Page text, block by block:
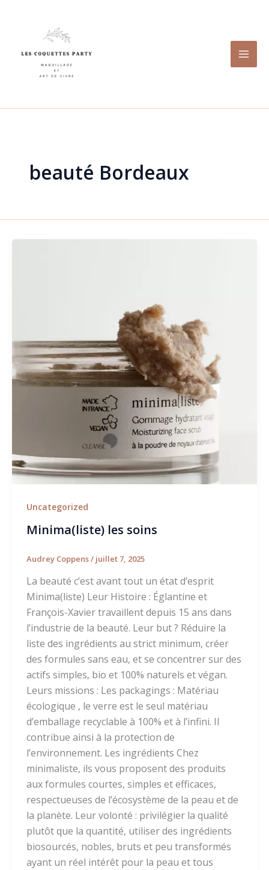
beauté Bordeaux
Uncategorized
Minima(liste) les soins
Audrey Coppens/ juillet 7, 2025
La beauté c’est avant tout un état d’esprit
Minima(liste) Leur Histoire : Églantine et
François-Xavier travaillent depuis 15 ans dans
l’industrie de la beauté. Leur but ? Réduire la
liste des ingrédients au strict minimum, créer
des formules sans eau, et se concentrer sur des
actifs simples, bio et 100% naturels et végan.
Leurs missions : Les packagings : Matériau
écologique , le verre est le seul matériau
d’emballage recyclable à 100% et à l’infini. Il
contribue ainsi à la protection de
l’environnement. Les ingrédients Chez
minimaliste, ils vous proposent des produits
aux formules courtes, simples et efficaces,
respectueuses de l’écosystème de la peau et de
la planète. Leur volonté : privilégier la qualité
plutôt que la quantité, utiliser des ingrédients
biosourcés, nobles, bruts et peu transformés
ayant un réel intérêt pour la peau et tous